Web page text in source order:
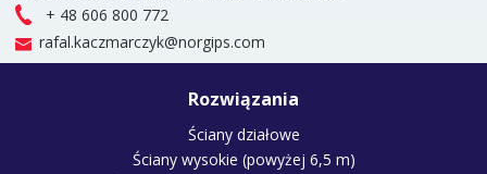
+ 48 606 800 772
rafal.kaczmarczyk@norgips.com
Rozwiązania
Ściany działowe
Ściany wysokie (powyżej 6,5 m)